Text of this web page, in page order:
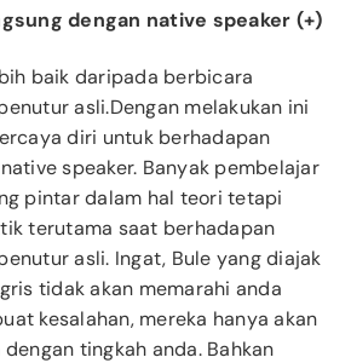
dengan native speaker (+)
baik daripada berbicara
asli.Dengan melakukan ini
diri untuk berhadapan
speaker. Banyak pembelajar
pintar dalam hal teori tetapi
terutama saat berhadapan
asli. Ingat, Bule yang diajak
tidak akan memarahi anda
kesalahan, mereka hanya akan
tingkah anda. Bahkan